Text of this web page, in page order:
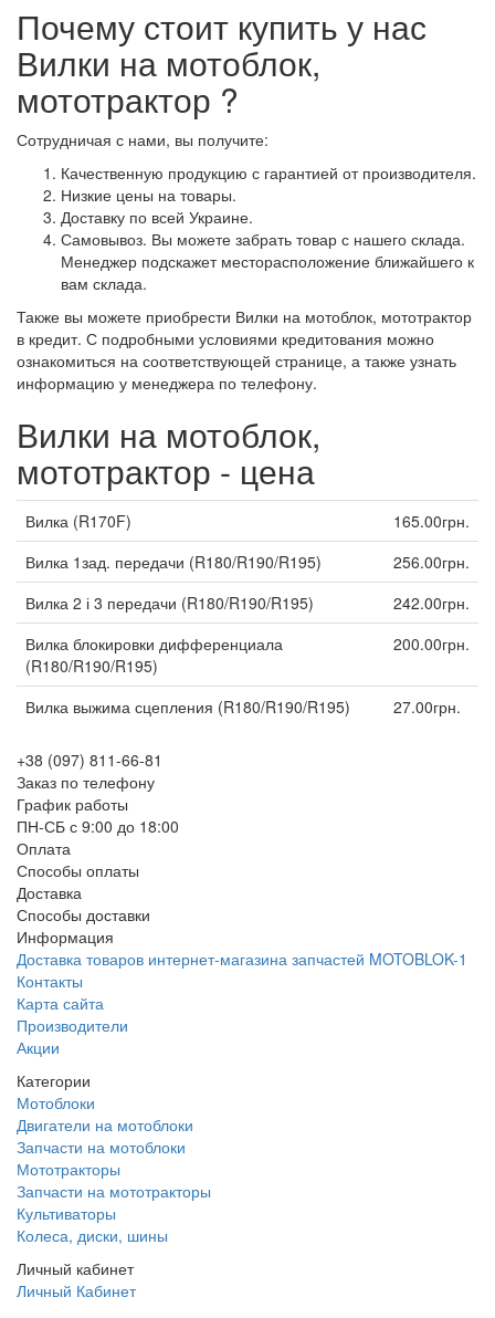
Почему стоит купить у нас
Вилки на мотоблок,
мототрактор ?
Сотрудничая с нами, вы получите:
Качественную продукцию с гарантией от производителя.
Низкие цены на товары.
Доставку по всей Украине.
Самовывоз. Вы можете забрать товар с нашего склада.
Менеджер подскажет месторасположение ближайшего к
вам склада.
Также вы можете приобрести Вилки на мотоблок, мототрактор
в кредит. С подробными условиями кредитования можно
ознакомиться на соответствующей странице, а также узнать
информацию у менеджера по телефону.
Вилки на мотоблок,
мототрактор - цена
Вилка (R170F)
165.00грн.
Вилка 1зад. передачи (R180/R190/R195)
256.00грн.
Вилка 2 і 3 передачи (R180/R190/R195)
242.00грн.
Вилка блокировки дифференциала
(R180/R190/R195)
200.00грн.
Вилка выжима сцепления (R180/R190/R195) 27.00грн.
+38 (097) 811-66-81
Заказ по телефону
График работы
ПН-СБ с 9:00 до 18:00
Оплата
Способы оплаты
Доставка
Способы доставки
Информация
Доставка товаров интернет-магазина запчастей MOTOBLOK-1
Контакты
Карта сайта
Производители
Акции
Категории
Мотоблоки
Двигатели на мотоблоки
Запчасти на мотоблоки
Мототракторы
Запчасти на мототракторы
Культиваторы
Колеса, диски, шины
Личный кабинет
Личный Кабинет